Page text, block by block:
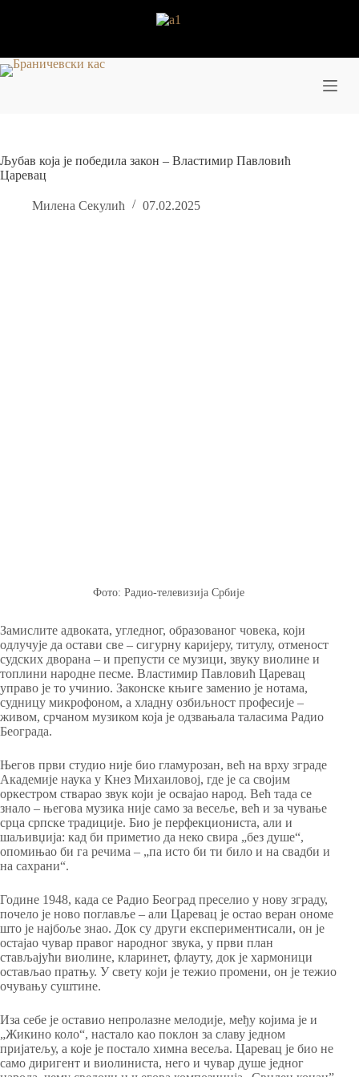
Љубав која је победила закон – Властимир Павловић
Царевац
Милена Секулић 07.02.2025
Фото: Радио-телевизија Србије
Замислите адвоката, угледног, образованог човека, који
одлучује да остави све – сигурну каријеру, титулу, отменост
судских дворана – и препусти се музици, звуку виолине и
топлини народне песме. Властимир Павловић Царевац
управо је то учинио. Законске књиге заменио је нотама,
судницу микрофоном, а хладну озбиљност професије –
живом, срчаном музиком која је одзвањала таласима Радио
Београда.
Његов први студио није био гламурозан, већ на врху зграде
Академије наука у Кнез Михаиловој, где је са својим
оркестром стварао звук који је освајао народ. Већ тада се
знало – његова музика није само за весеље, већ и за чување
срца српске традиције. Био је перфекциониста, али и
шаљивџија: кад би приметио да неко свира „без душе“,
опомињао би га речима – „па исто би ти било и на свадби и
на сахрани“.
Године 1948, када се Радио Београд преселио у нову зграду,
почело је ново поглавље – али Царевац је остао веран ономе
што је најбоље знао. Док су други експериментисали, он је
остајао чувар правог народног звука, у први план
стављајући виолине, кларинет, флауту, док је хармоници
остављао пратњу. У свету који је тежио промени, он је тежио
очувању суштине.
Иза себе је оставио непролазне мелодије, међу којима је и
„Жикино коло“, настало као поклон за славу једном
пријатељу, а које је постало химна весеља. Царевац је био не
само диригент и виолиниста, него и чувар душе једног